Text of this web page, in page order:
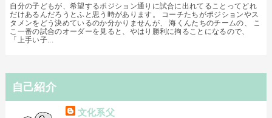
自分の子どもが、希望するポジション通りに試合に出れてることってどれ
だけあるんだろうとふと思う時があります。 コーチたちがポジションやス
タメンをどう決めているのか分かりませんが、 海くんたちのチームの、 こ
こ一番の試合のオーダーを見ると、やはり勝利に拘ることになるので、
「上手い子...
自己紹介
文化系父